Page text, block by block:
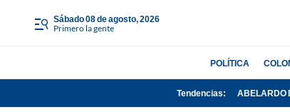
sábado 08 de agosto, 2026
Primero la gente
POLÍTICA
Tendencias: ABELARDO